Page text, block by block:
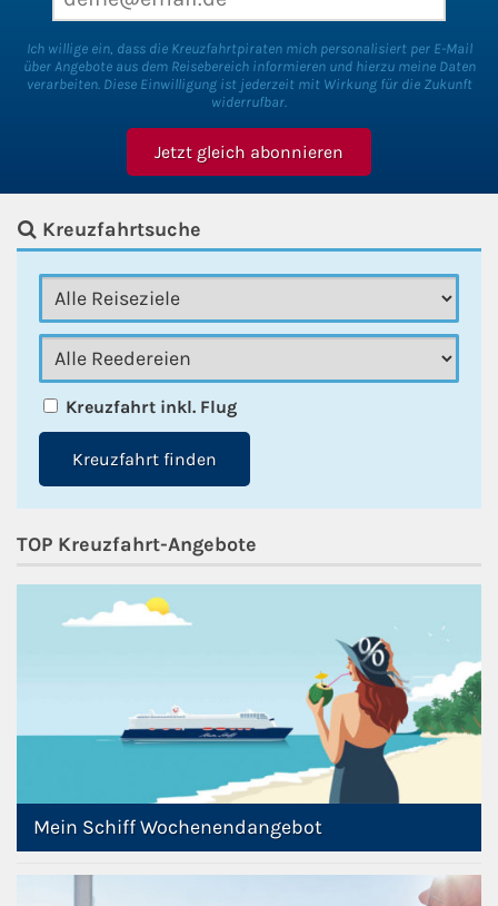
Ich willige ein, dass die Kreuzfahrtpiraten mich personalisiert per E-Mail
über Angebote aus dem Reisebereich informieren und hierzu meine Daten
verarbeiten. Diese Einwilligung ist jederzeit mit Wirkung für die Zukunft
widerrufbar.
Kreuzfahrtsuche
Kreuzfahrt inkl. Flug
Kreuzfahrt finden
TOP Kreuzfahrt-Angebote
Mein Schiff Wochenendangebot